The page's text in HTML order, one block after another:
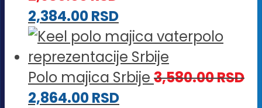
2,384.00RSD
Polo majica Srbije 3,580.00RSD
2,864.00RSD